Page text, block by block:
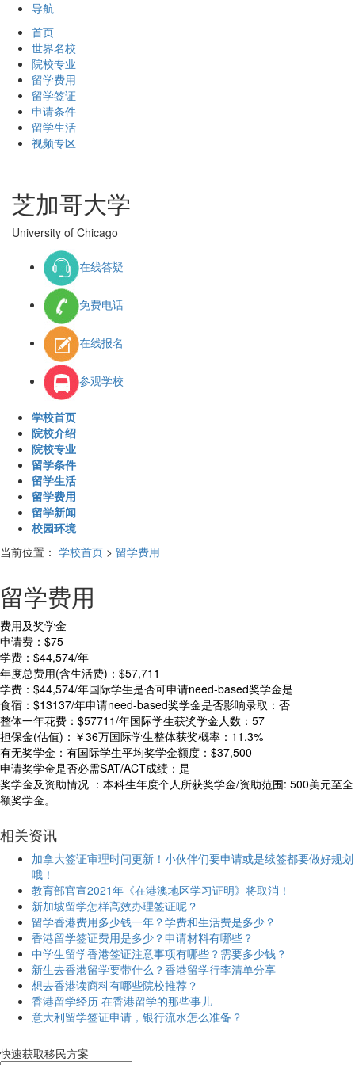
导航
首页
世界名校
院校专业
留学费用
留学签证
申请条件
留学生活
视频专区
芝加哥大学
University of Chicago
在线答疑
免费电话
在线报名
参观学校
学校首页
院校介绍
院校专业
留学条件
留学生活
留学费用
留学新闻
校园环境
当前位置： 学校首页 > 留学费用
留学费用
费用及奖学金
申请费：$75
学费：$44,574/年
年度总费用(含生活费)：$57,711
学费：$44,574/年国际学生是否可申请need-based奖学金是
食宿：$13137/年申请need-based奖学金是否影响录取：否
整体一年花费：$57711/年国际学生获奖学金人数：57
担保金(估值)：￥36万国际学生整体获奖概率：11.3%
有无奖学金：有国际学生平均奖学金额度：$37,500
申请奖学金是否必需SAT/ACT成绩：是
奖学金及资助情况 ：本科生年度个人所获奖学金/资助范围: 500美元至全
额奖学金。
相关资讯
加拿大签证审理时间更新！小伙伴们要申请或是续签都要做好规划
哦！
教育部官宣2021年《在港澳地区学习证明》将取消！
新加坡留学怎样高效办理签证呢？
留学香港费用多少钱一年？学费和生活费是多少？
香港留学签证费用是多少？申请材料有哪些？
中学生留学香港签证注意事项有哪些？需要多少钱？
新生去香港留学要带什么？香港留学行李清单分享
想去香港读商科有哪些院校推荐？
香港留学经历 在香港留学的那些事儿
意大利留学签证申请，银行流水怎么准备？
快速获取移民方案